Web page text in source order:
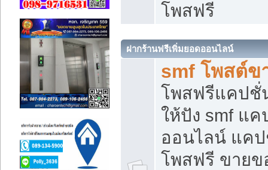
โพสฟรี
ฝากร้านฟรีเพิ่มยอดออนไลน์
smf โพสต์ข
โพสฟรีแคปชั่
ให้ปัง smf แ
ออนไลน์ แค
โพสฟรี ขายข